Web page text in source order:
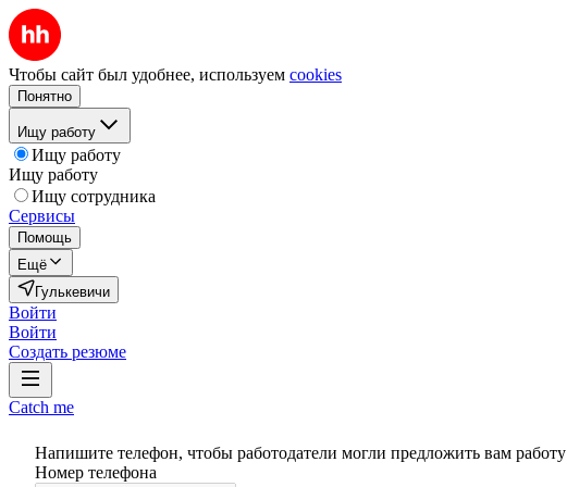
Чтобы сайт был удобнее, используем cookies
Понятно
Ищу работу
Ищу работу
Ищу работу
Ищу сотрудника
Сервисы
Помощь
Ещё
Гулькевичи
Войти
Войти
Создать резюме
Catch me
Напишите телефон, чтобы работодатели могли предложить вам работу
Номер телефона